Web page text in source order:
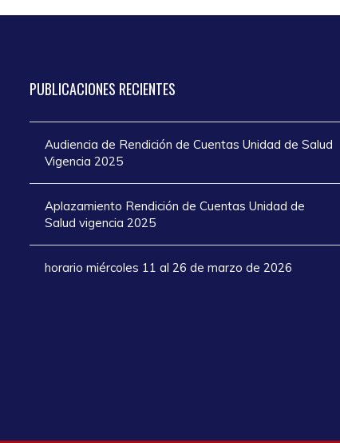
PUBLICACIONES RECIENTES
Audiencia de Rendición de Cuentas Unidad de Salud
Vigencia 2025
Aplazamiento Rendición de Cuentas Unidad de
Salud vigencia 2025
horario miércoles 11 al 26 de marzo de 2026